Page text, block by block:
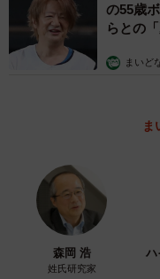
の55歳
らとの
まいど
ま
森岡 浩
姓氏研究家
ハ